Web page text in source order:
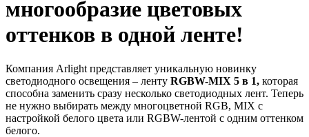
многообразие цветовых
оттенков в одной ленте!
Компания Arlight представляет уникальную новинку
светодиодного освещения – ленту RGBW-MIX 5 в 1, которая
способна заменить сразу несколько светодиодных лент. Теперь
не нужно выбирать между многоцветной RGB, MIX с
настройкой белого цвета или RGBW-лентой с одним оттенком
белого.